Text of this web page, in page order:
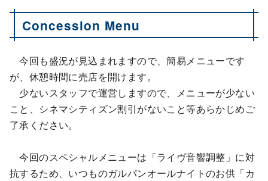
Concession Menu
今回も盛況が見込まれますので、簡易メニューです
が、休憩時間に売店を開けます。
少ないスタッフで運営しますので、メニューが少ない
こと、シネマシティズン割引がないこと等あらかじめご
了承ください。
今回のスペシャルメニューは「ライヴ音響調整」に対
抗するため、いつものガルパンオールナイトのお供「カ